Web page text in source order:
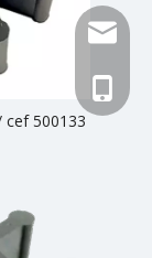
cef 500133
+86-